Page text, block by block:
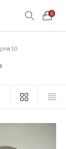
0
DINOSAURIOS
10